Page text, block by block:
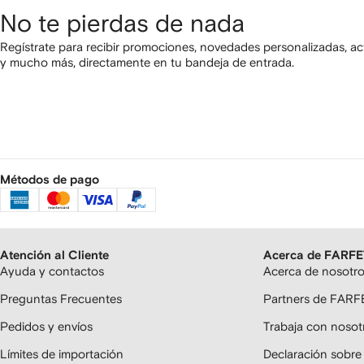
No te pierdas de nada
Regístrate para recibir promociones, novedades personalizadas,
y mucho más, directamente en tu bandeja de entrada.
Métodos de pago
Atención al Cliente
Ayuda y contactos
Preguntas Frecuentes
Pedidos y envíos
Límites de importación
Acerca de
Acerca de
Partners de
Trabaja con
Declaración